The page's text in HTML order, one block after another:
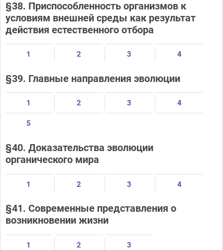
§38. Приспособленность организмов к
условиям внешней среды как результат
действия естественного отбора
1 2 3 4
§39. Главные направления эволюции
1 2 3 4
5
§40. Доказательства эволюции
органического мира
1 2 3 4
§41. Современные представления о
возникновении жизни
1 2 3